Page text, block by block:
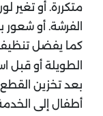
متكررة. أو تغير
الفرشة. أو شعور
كما يفضل تنظيف
الطويلة أو قبل
بعد تخزين القطع
أطفال إلى